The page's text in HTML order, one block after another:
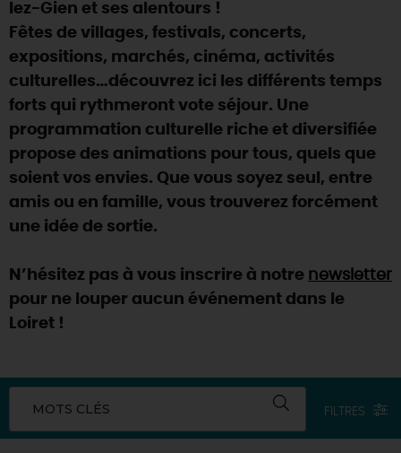
Par ici lesguinguettes
Que rapporter du Loiret ?
La Route desMétiers d'Art
TOUT L'ART DE VIVRE
Expérimenterles parcours Baludik
Une saison de festivals 🎉
Rendez-vous de la nature en 2026
Programme des animations "Loiret au fil de l'eau"
AUJOURD'HUI
RÉSERVERMAINTENANT
lez-Gien et ses alentours !
Fêtes de villages, festivals, concerts,
expositions, marchés, cinéma, activités
culturelles…découvrez ici les différents temps
forts qui rythmeront vote séjour. Une
programmation culturelle riche et diversifiée
propose des animations pour tous, quels que
soient vos envies. Que vous soyez seul, entre
amis ou en famille, vous trouverez forcément
une idée de sortie.
N’hésitez pas à vous inscrire à notre newsletter
pour ne louper aucun événement dans le
Loiret !
MOTS CLÉS FILTRES